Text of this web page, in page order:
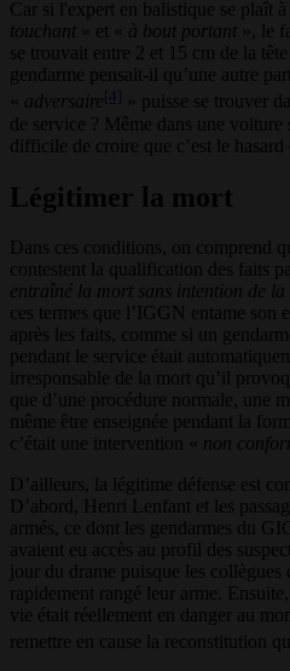
Car si l'expert en balistique se plaît
touchant
» et « à bout portant
», le
se trouvait entre 2 et 15 cm de la
gendarme pensait-il qu’une autre
« adversaire [4]
» puisse se trouver
de service ? Même dans une voiture
difficile de croire que c’est le hasard
Légitimer la mort
Dans ces conditions, on comprend
contestent la qualification des faits
entraîné la mort sans intention de la
ces termes que l’IGGN entame son
après les faits, comme si un
pendant le service était
irresponsable de la mort qu’il
que d’une procédure normale, une
même être enseignée pendant la
c’était une intervention « non
D’ailleurs, la légitime défense est
D’abord, Henri Lenfant et les
armés, ce dont les gendarmes du
avaient eu accès au profil des
jour du drame puisque les
rapidement rangé leur arme.
vie était réellement en danger au
remettre en cause la reconstitution